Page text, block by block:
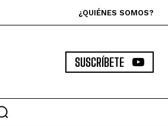
¿QUIÉNES SOMOS?
SUSCRÍBETE